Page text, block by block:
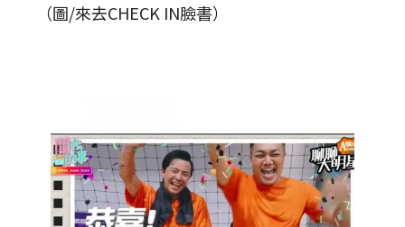
（圖/來去CHECK IN臉書）